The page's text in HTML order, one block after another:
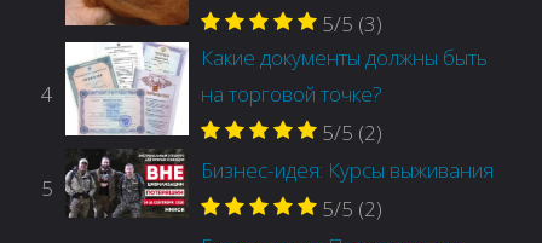
5/5 (3)
4
Какие документы должны быть
на торговой точке?
5/5 (2)
5
Бизнес-идея: Курсы выживания
5/5 (2)